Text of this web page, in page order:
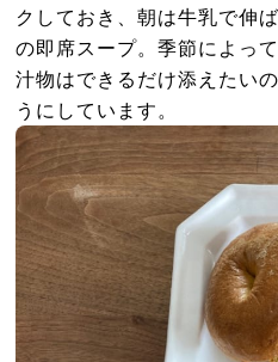
クしておき、朝は牛乳で伸
の即席スープ。季節によっ
汁物はできるだけ添えたい
うにしています。